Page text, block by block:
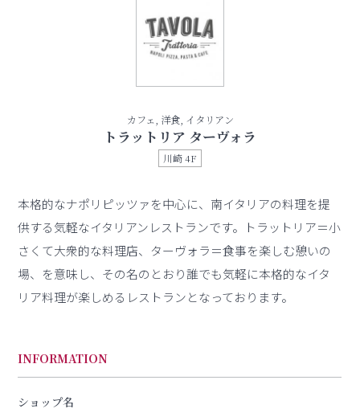
カフェ, 洋食, イタリアン
トラットリア ターヴォラ
川崎 4F
本格的なナポリピッツァを中心に、南イタリアの料理を提
供する気軽なイタリアンレストランです。トラットリア＝小
さくて大衆的な料理店、ターヴォラ＝食事を楽しむ憩いの
場、を意味し、その名のとおり誰でも気軽に本格的なイタ
リア料理が楽しめるレストランとなっております。
INFORMATION
ショップ名